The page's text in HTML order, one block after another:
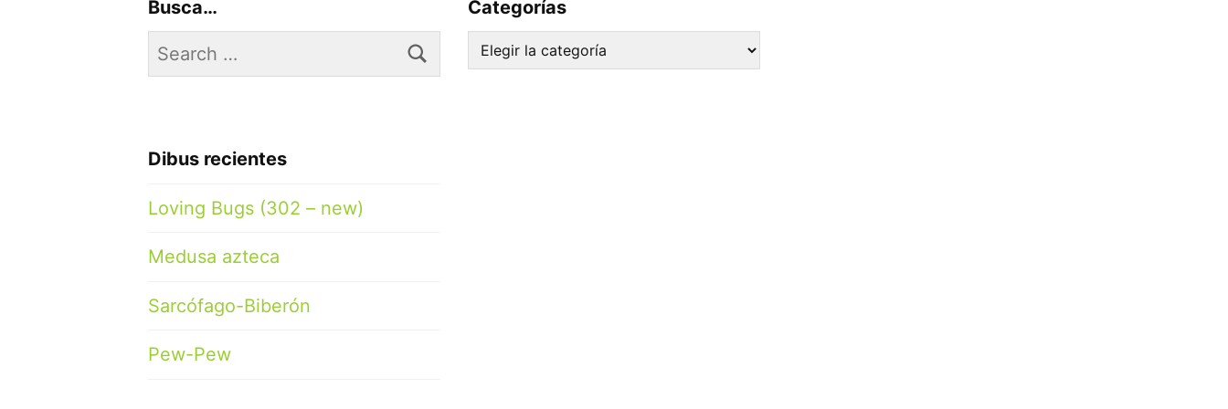
Busca…
Search
for:
Dibus recientes
Loving Bugs (302 – new)
Medusa azteca
Sarcófago-Biberón
Pew-Pew
Categorías
Categorías